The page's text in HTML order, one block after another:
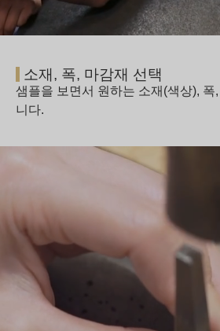
소재, 폭, 마감재 선택
샘플을 보면서 원하는 소재(색상), 폭
니다.